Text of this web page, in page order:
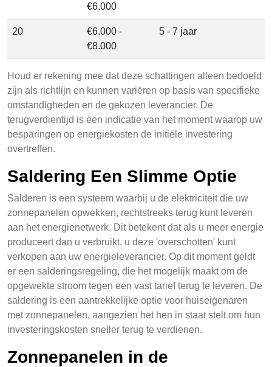
€6.000
20
€6.000 -
€8.000
5 - 7 jaar
Houd er rekening mee dat deze schattingen alleen bedoeld
zijn als richtlijn en kunnen variëren op basis van specifieke
omstandigheden en de gekozen leverancier. De
terugverdientijd is een indicatie van het moment waarop uw
besparingen op energiekosten de initiële investering
overtreffen.
Saldering Een Slimme Optie
Salderen is een systeem waarbij u de elektriciteit die uw
zonnepanelen opwekken, rechtstreeks terug kunt leveren
aan het energienetwerk. Dit betekent dat als u meer energie
produceert dan u verbruikt, u deze 'overschotten' kunt
verkopen aan uw energieleverancier. Op dit moment geldt
er een salderingsregeling, die het mogelijk maakt om de
opgewekte stroom tegen een vast tarief terug te leveren. De
saldering is een aantrekkelijke optie voor huiseigenaren
met zonnepanelen, aangezien het hen in staat stelt om hun
investeringskosten sneller terug te verdienen.
Zonnepanelen in de